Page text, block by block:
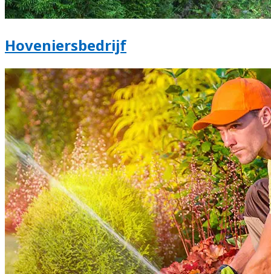
Hoveniersbedrijf